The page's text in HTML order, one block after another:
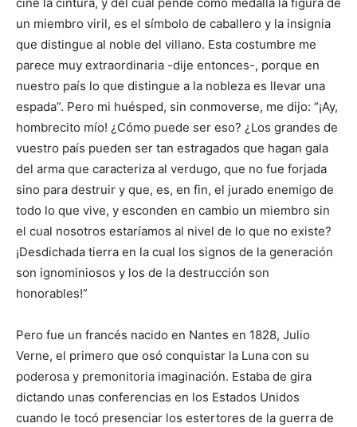
ciñe la cintura, y del cual pende como medalla la figura de
un miembro viril, es el símbolo de caballero y la insignia
que distingue al noble del villano. Esta costumbre me
parece muy extraordinaria -dije entonces-, porque en
nuestro país lo que distingue a la nobleza es llevar una
espada”. Pero mi huésped, sin conmoverse, me dijo: “¡Ay,
hombrecito mío! ¿Cómo puede ser eso? ¿Los grandes de
vuestro país pueden ser tan estragados que hagan gala
del arma que caracteriza al verdugo, que no fue forjada
sino para destruir y que, es, en fin, el jurado enemigo de
todo lo que vive, y esconden en cambio un miembro sin
el cual nosotros estaríamos al nivel de lo que no existe?
¡Desdichada tierra en la cual los signos de la generación
son ignominiosos y los de la destrucción son
honorables!”
Pero fue un francés nacido en Nantes en 1828, Julio
Verne, el primero que osó conquistar la Luna con su
poderosa y premonitoria imaginación. Estaba de gira
dictando unas conferencias en los Estados Unidos
cuando le tocó presenciar los estertores de la guerra de